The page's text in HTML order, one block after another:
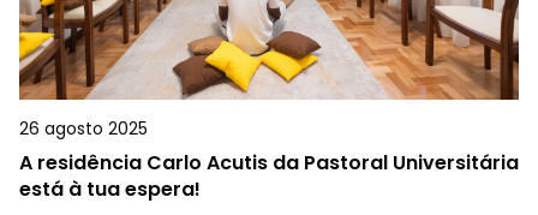
26 agosto 2025
A residência Carlo Acutis da Pastoral Universitária
está à tua espera!